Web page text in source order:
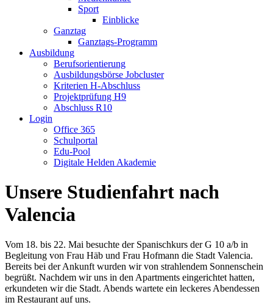
Sport
Einblicke
Ganztag
Ganztags-Programm
Ausbildung
Berufsorientierung
Ausbildungsbörse Jobcluster
Kriterien H-Abschluss
Projektprüfung H9
Abschluss R10
Login
Office 365
Schulportal
Edu-Pool
Digitale Helden Akademie
Unsere Studienfahrt nach
Valencia
Vom 18. bis 22. Mai besuchte der Spanischkurs der G 10 a/b in
Begleitung von Frau Häb und Frau Hofmann die Stadt Valencia.
Bereits bei der Ankunft wurden wir von strahlendem Sonnenschein
begrüßt. Nachdem wir uns in den Apartments eingerichtet hatten,
erkundeten wir die Stadt. Abends wartete ein leckeres Abendessen
im Restaurant auf uns.